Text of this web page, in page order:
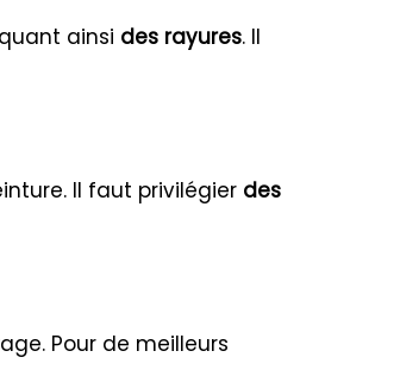
ainsi des rayures. Il
Il faut privilégier des
Pour de meilleurs